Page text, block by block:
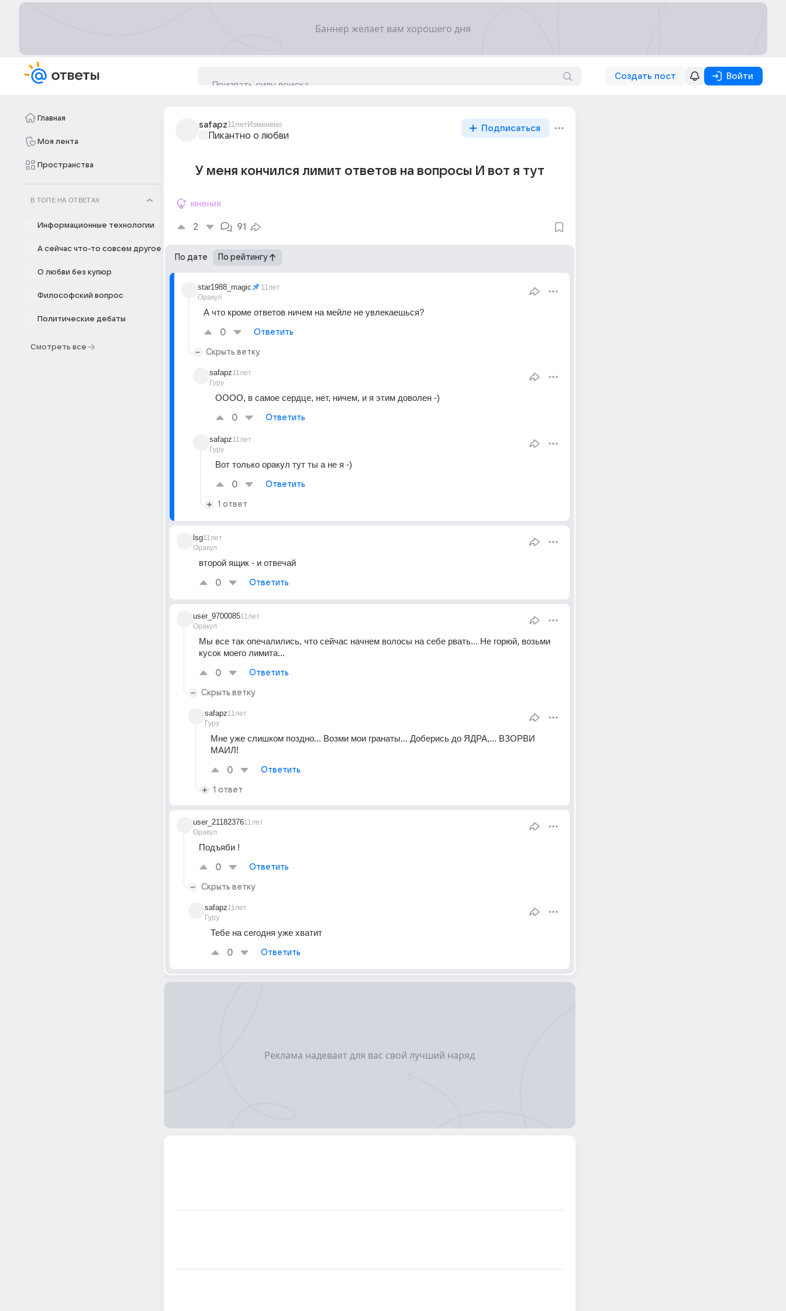
Создать пост Войти
Главная
Моя лента
Пространства
В ТОПЕ НА ОТВЕТАХ
Информационные технологии
А сейчас что-то совсем другое
О любви без купюр
Философский вопрос
Политические дебаты
Смотреть все
safapz11летИзменено
Пикантно о любви
Подписаться
У меня кончился лимит ответов на вопросы И вот я тут
мнения
2 91
По дате По рейтингу
star1988_magic
Оракул
11лет
А что кроме ответов ничем на мейле не увлекаешься?
0 Ответить
Скрыть ветку
safapz
Гуру
11лет
ОООО, в самое сердце, нет, ничем, и я этим доволен -)
0 Ответить
safapz
Гуру
11лет
Вот только оракул тут ты а не я -)
0 Ответить
1 ответ
lsg
Оракул
11лет
второй ящик - и отвечай
0 Ответить
user_9700085
Оракул
11лет
Мы все так опечалились, что сейчас начнем волосы на себе рвать... Не горюй, возьми
кусок моего лимита...
0 Ответить
Скрыть ветку
safapz
Гуру
11лет
Мне уже слишком поздно... Возми мои гранаты... Доберись до ЯДРА,... ВЗОРВИ
МАИЛ!
0 Ответить
1 ответ
user_21182376
Оракул
11лет
Подъяби !
0 Ответить
Скрыть ветку
safapz
Гуру
11лет
Тебе на сегодня уже хватит
0 Ответить